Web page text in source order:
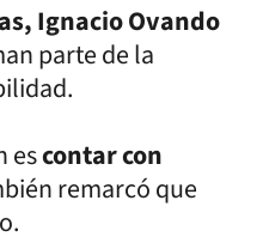
Ignacio Ovando
parte de la
escontar con
remarcó que